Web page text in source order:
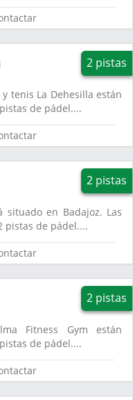
2 pistas
tenis La Dehesilla están
de pádel....
2 pistas
situado en Badajoz. Las
pistas de pádel....
2 pistas
Fitness Gym están
de pádel....